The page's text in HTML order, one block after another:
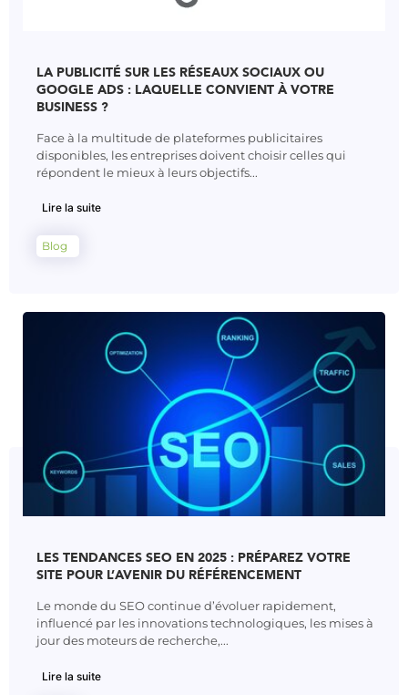
LA PUBLICITÉ SUR LES RÉSEAUX SOCIAUX OU
GOOGLE ADS : LAQUELLE CONVIENT À VOTRE
BUSINESS ?
Face à la multitude de plateformes publicitaires
disponibles, les entreprises doivent choisir celles qui
répondent le mieux à leurs objectifs...
Lire la suite
Blog
LES TENDANCES SEO EN 2025 : PRÉPAREZ VOTRE
SITE POUR L’AVENIR DU RÉFÉRENCEMENT
Le monde du SEO continue d’évoluer rapidement,
influencé par les innovations technologiques, les mises à
jour des moteurs de recherche,...
Lire la suite